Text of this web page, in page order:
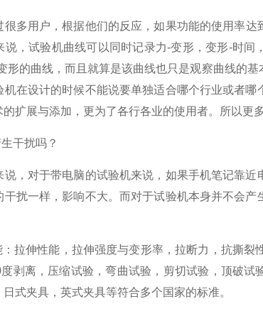
多用户，根据他们的反应，如果功能的使用率
说，试验机曲线可以同时记录力-变形，变形-时
形的曲线，而且就算是该曲线也只是观察曲线的
机在设计的时候不能说要单独适合哪个行业或者
扩展与添加，更为了各行各业的使用者。所以更
干扰吗？
，对于带电脑的试验机来说，如果手机笔记靠
干扰一样，影响不大。而对于试验机本身并不会
拉伸性能，拉伸强度与变形率，拉断力，抗撕
剥离，压缩试验，弯曲试验，剪切试验，顶破
式夹具，英式夹具等符合多个国家的标准。